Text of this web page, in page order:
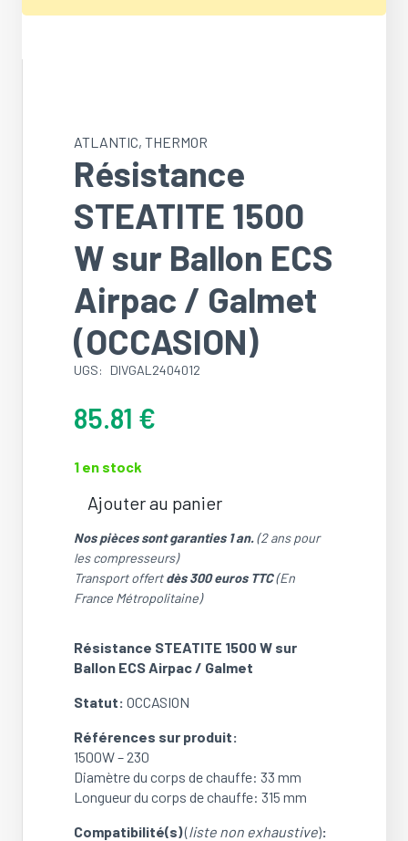
ATLANTIC, THERMOR
Résistance
STEATITE 1500
W sur Ballon ECS
Airpac / Galmet
(OCCASION)
UGS: DIVGAL2404012
85.81 €
1 en stock
quantité
de
Résistance
STEATITE
1500
Ballon
ECS
/
Galmet
(OCCASION)
Ajouter au panier
Nos pièces sont garanties 1 an.(2 ans pour
les compresseurs)
Transport offertdès 300 euros TTC(En
France Métropolitaine)
Résistance STEATITE 1500 W sur
Ballon ECS Airpac / Galmet
Statut: OCCASION
Références sur produit:
1500W – 230
Diamètre du corps de chauffe: 33 mm
Longueur du corps de chauffe: 315 mm
Compatibilité(s)(liste non exhaustive):